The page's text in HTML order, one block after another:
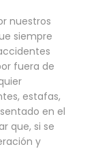
nuestros
siempre
fuera de
estafas,
en el
que, si se
y